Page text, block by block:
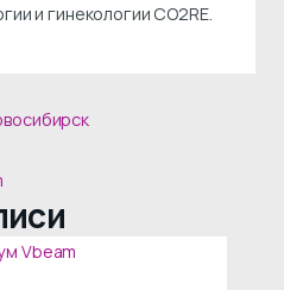
и гинекологии CO2RE.